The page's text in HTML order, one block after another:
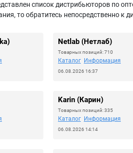
список дистрибьюторов по
то обратитесь непосредственно
Netlab (Нетлаб)
Товарных позиций: 710
Каталог Информация
06.08.2026 16:37
Karin (Карин)
Товарных позиций: 335
Каталог Информация
06.08.2026 14:14